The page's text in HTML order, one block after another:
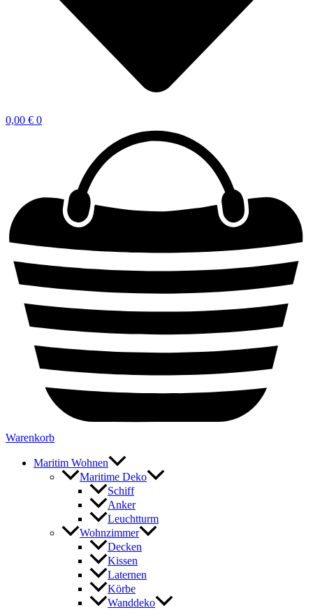
0,00 € 0
Warenkorb
Maritim Wohnen
Maritime Deko
Schiff
Anker
Leuchtturm
Wohnzimmer
Decken
Kissen
Laternen
Körbe
Wanddeko